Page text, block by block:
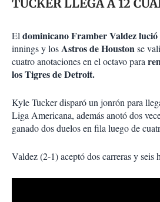
TUCKER LLEGA A 12
Eldominicano Framber Valdez lució
innings y losAstros de Houstonse
cuatro anotaciones en el octavo para
los Tigres de Detroit.
Kyle Tucker disparó un jonrón para
Liga Americana, además anotó dos
ganado dos duelos en fila luego de
Valdez (2-1) aceptó dos carreras y seis